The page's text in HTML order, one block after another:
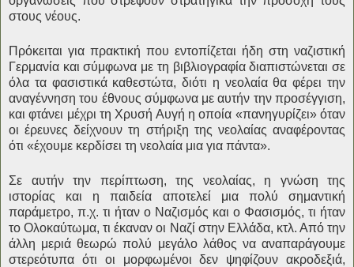
στους νέους.
Πρόκειται για πρακτική που εντοπίζεται ήδη στη ναζιστική
Γερμανία και σύμφωνα με τη βιβλιογραφία διαπιστώνεται σε
όλα τα φασιστικά καθεστώτα, διότι η νεολαία θα φέρει την
αναγέννηση του έθνους σύμφωνα με αυτήν την προσέγγιση,
και φτάνει μέχρι τη Χρυσή Αυγή η οποία «πανηγυρίζει» όταν
οι έρευνες δείχνουν τη στήριξη της νεολαίας αναφέροντας
ότι «έχουμε κερδίσει τη νεολαία μια για πάντα».
Σε αυτήν την περίπτωση, της νεολαίας, η γνώση της
ιστορίας και η παιδεία αποτελεί μια πολύ σημαντική
παράμετρο, π.χ. τι ήταν ο Ναζισμός και ο Φασισμός, τι ήταν
το Ολοκαύτωμα, τι έκαναν οι Ναζί στην Ελλάδα, κτλ. Από την
άλλη μεριά θεωρώ πολύ μεγάλο λάθος να αναπαράγουμε
στερεότυπα ότι οι μορφωμένοι δεν ψηφίζουν ακροδεξιά,